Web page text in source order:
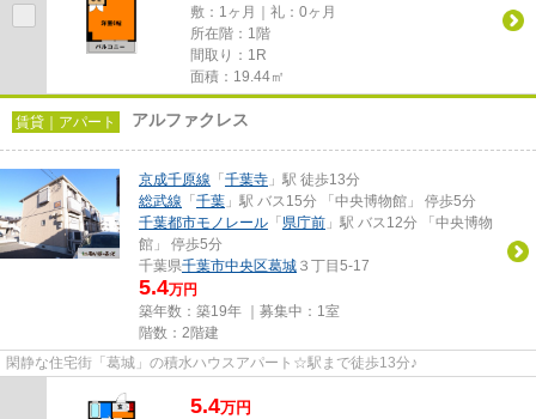
敷：1ヶ月｜礼：0ヶ月
所在階：1階
間取り：1R
面積：19.44㎡
賃貸｜アパート アルファクレス
京成千原線 「 千葉寺 」駅 徒歩13分
総武線 「 千葉 」駅 バス15分 「中央博物館」 停歩5分
千葉都市モノレール 「 県庁前 」駅 バス12分 「中央博物
館」 停歩5分
千葉県千葉市中央区葛城 ３丁目5-17
5.4万円
築年数：築19年 ｜募集中： 1室
階数：2階建
閑静な住宅街「葛城」の積水ハウスアパート☆駅まで徒歩13分♪
5.4万円